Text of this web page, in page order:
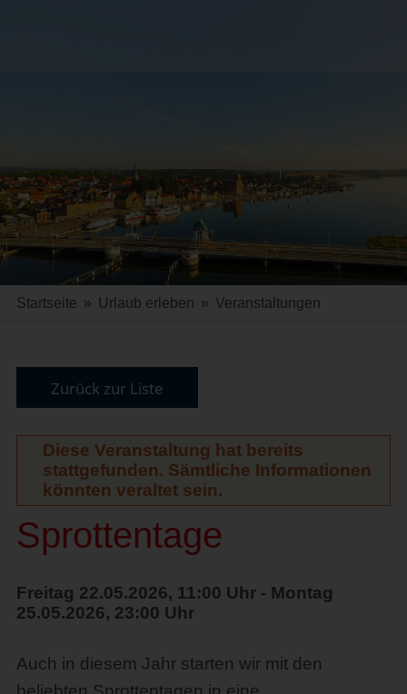
Startseite » Urlaub erleben » Veranstaltungen
Zurück zur Liste
Diese Veranstaltung hat bereits
stattgefunden. Sämtliche Informationen
könnten veraltet sein.
Sprottentage
Freitag 22.05.2026, 11:00 Uhr - Montag
25.05.2026, 23:00 Uhr
Auch in diesem Jahr starten wir mit den